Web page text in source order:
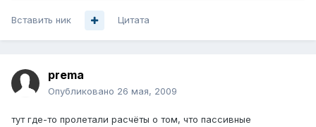
Вставить ник Цитата
prema
Опубликовано 26 мая, 2009
тут где-то пролетали расчёты о том, что пассивные